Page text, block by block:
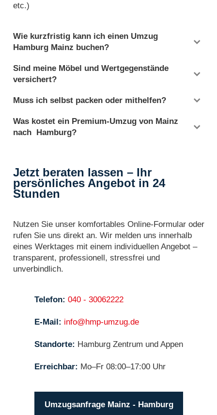
etc.)
Wie kurzfristig kann ich einen Umzug
Hamburg Mainz buchen?
Express-Umzüge sind nach Absprache möglich.
Verwenden SIe einfach unser Formular
Sind meine Möbel und Wertgegenstände
versichert?
dem Zeitwert transportversichert – auch für
ist gegen Aufpreis einfach möglich.
Muss ich selbst packen oder mithelfen?
alle Schritte – Sie können sich komplett
zurücklehnen.
Was kostet ein Premium-Umzug von Mainz
nach Hamburg?
Jetzt beraten lassen – Ihr
persönliches Angebot in 24
Stunden
Nutzen Sie unser komfortables Online-Formular oder
rufen Sie uns direkt an. Wir melden uns innerhalb
eines Werktages mit einem individuellen Angebot –
transparent, professionell, stressfrei und
unverbindlich.
Telefon: 040 - 30062222
E-Mail: info@hmp-umzug.de
Standorte: Hamburg Zentrum und Appen
Erreichbar: Mo–Fr 08:00–17:00 Uhr
Umzugsanfrage Mainz - Hamburg